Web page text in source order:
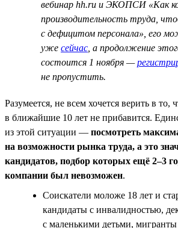
вебинар hh.ru и ЭКОПСИ «Как
производительность труда,
с дефицитом персонала», его
уже сейчас , а продолжение
состоится 1 ноября —
не пропустить.
Разумеется, не всем хочется верить в то,
в ближайшие 10 лет не прибавится.
из этой ситуации — посмотреть
на возможности рынка труда, а это
кандидатов, подбор которых ещё 2–3
компании был невозможен.
Соискатели моложе 18 лет и
кандидаты с инвалидностью,
с маленькими детьми,